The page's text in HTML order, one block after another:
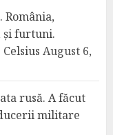
România,
și furtuni.
August 6,
rusă. A făcut
militare